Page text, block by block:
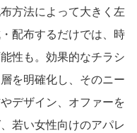
方法によって大きく左
配布するだけでは、時
性も。効果的なチラシ
を明確化し、そのニー
デザイン、オファーを
若い女性向けのアパレ